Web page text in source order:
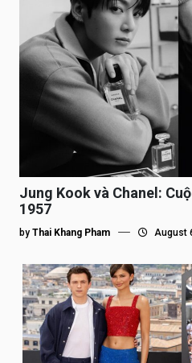
Jung Kook và Chanel:
1957
by Thai Khang Pham August